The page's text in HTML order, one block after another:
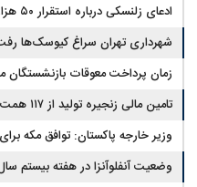
جنگ جعلی است
ادعای زلنسکی درباره استقرار ۵۰ هزار سرباز کره‌شمالی در روسیه
شهرداری تهران سراغ کیوسک‌ها
گل‌وگیاه
زمان پرداخت معوقات
تامین مالی زنجیره تولید از ۱۱۷ همت گذشت
وزیر خارجه پاکستان: توافق مکه
است
وضعیت آنفلوآنزا در هفته بیستم